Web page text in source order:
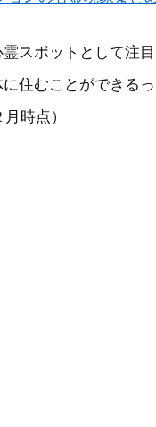
霊スポットとして注
住むことができる
時点）